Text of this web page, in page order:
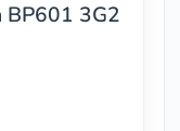
BP601 3G2